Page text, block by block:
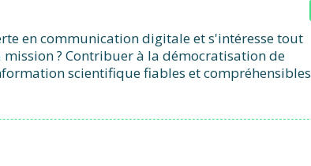
en communication digitale et s'intéresse tout
? Contribuer à la démocratisation de
scientifique fiables et compréhensibles